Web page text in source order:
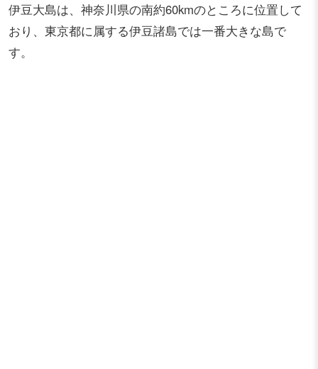
伊豆大島は、神奈川県の南約60kmのところに位置して
おり、東京都に属する伊豆諸島では一番大きな島で
す。